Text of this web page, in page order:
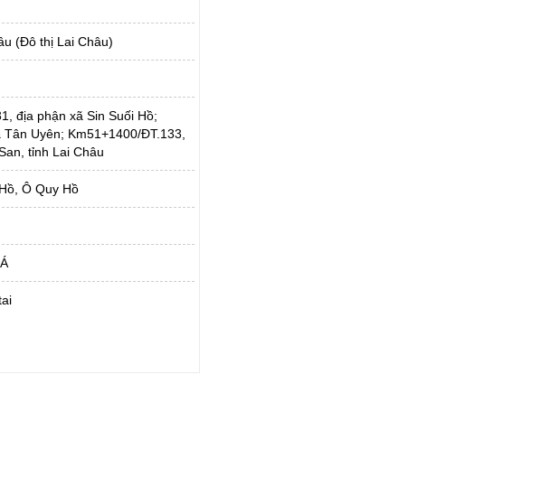
(Đô thị Lai Châu)
địa phận xã Sin Suối Hồ;
Uyên; Km51+1400/ĐT.133,
tỉnh Lai Châu
Ô Quy Hồ